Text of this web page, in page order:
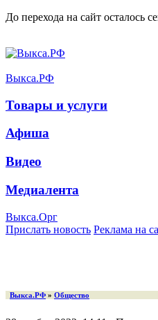
До перехода на сайт осталось
Выкса.РФ
Товары и услуги
Афиша
Видео
Медиалента
Выкса.Орг
Прислать новость Реклама на
Выкса.РФ » Общество